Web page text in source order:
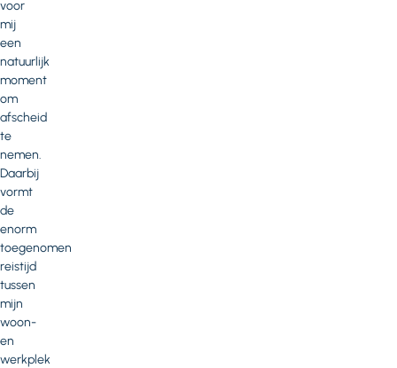
voor
mij
een
natuurlijk
moment
om
afscheid
te
nemen.
Daarbij
vormt
de
enorm
toegenomen
reistijd
tussen
mijn
woon-
en
werkplek